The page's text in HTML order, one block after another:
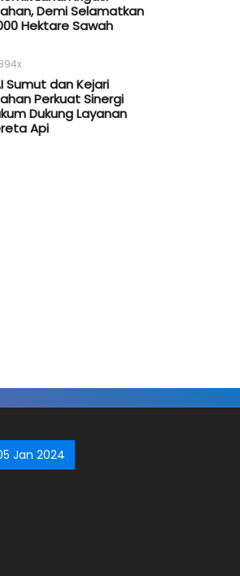
Demi Selamatkan
Hektare Sawah
Sumut dan Kejari
Perkuat Sinergi
Dukung Layanan
Api
Jan 2024